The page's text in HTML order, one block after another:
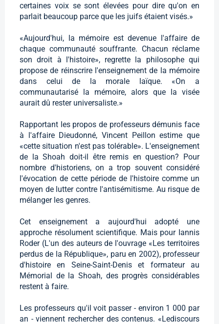
certaines voix se sont élevées pour dire qu'on en
parlait beaucoup parce que les juifs étaient visés.»
«Aujourd'hui, la mémoire est devenue l'affaire de
chaque communauté souffrante. Chacun réclame
son droit à l'histoire», regrette la philosophe qui
propose de réinscrire l'enseignement de la mémoire
dans celui de la morale laïque. «On a
communautarisé la mémoire, alors que la visée
aurait dû rester universaliste.»
Rapportant les propos de professeurs démunis face
à l'affaire Dieudonné, Vincent Peillon estime que
«cette situation n'est pas tolérable». L'enseignement
de la Shoah doit-il être remis en question? Pour
nombre d'historiens, on a trop souvent considéré
l'évocation de cette période de l'histoire comme un
moyen de lutter contre l'antisémitisme. Au risque de
mélanger les genres.
Cet enseignement a aujourd'hui adopté une
approche résolument scientifique. Mais pour Iannis
Roder (L'un des auteurs de l'ouvrage «Les territoires
perdus de la République», paru en 2002), professeur
d'histoire en Seine-Saint-Denis et formateur au
Mémorial de la Shoah, des progrès considérables
restent à faire.
Les professeurs qu'il voit passer - environ 1 000 par
an - viennent rechercher des contenus. «Lediscours